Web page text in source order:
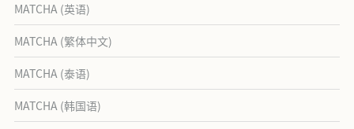
MATCHA (英语)
MATCHA (繁体中文)
MATCHA (泰语)
MATCHA (韩国语)